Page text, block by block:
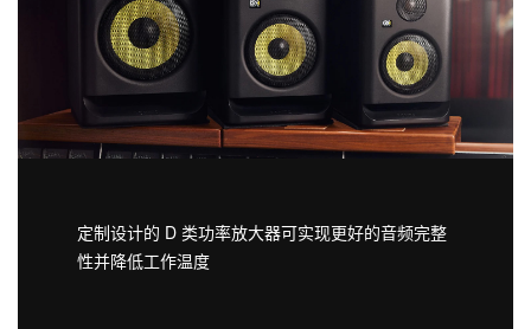
定制设计的 D 类功率放大器可实现更好的音频完整
性并降低工作温度